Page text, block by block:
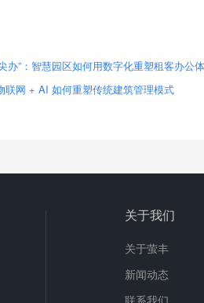
办”：智慧园区如何用数字化重塑租客办公
联网 + AI 如何重塑传统建筑管理模式
关于我们
关于萤丰
新闻动态
联系我们